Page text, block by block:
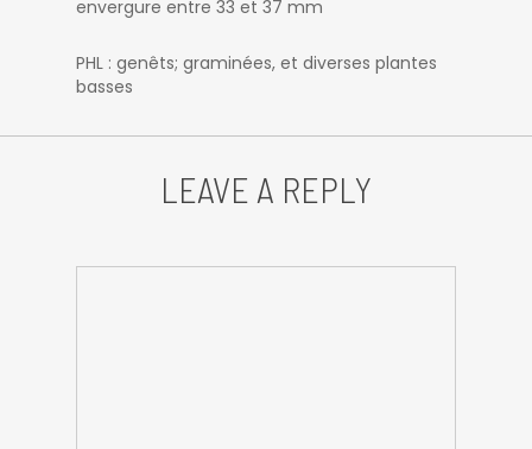
envergure entre 33 et 37 mm
PHL : genêts; graminées, et diverses plantes
basses
LEAVE A REPLY